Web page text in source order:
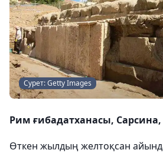
Сурет: Getty Images
Рим ғибадатханасы,
Өткен жылдың желтоқсан